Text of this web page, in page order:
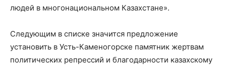
людей в многонациональном Казахстане».
Следующим в списке значится предложение
установить в Усть-Каменогорске памятник жертвам
политических репрессий и благодарности казахскому